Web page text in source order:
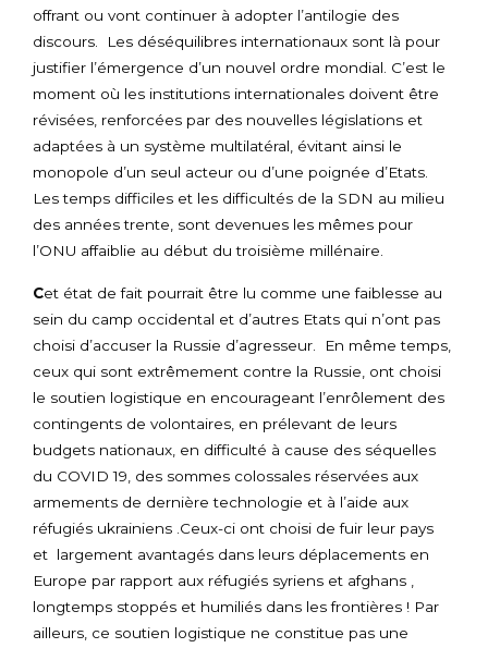
offrant ou vont continuer à adopter l’antilogie des
discours. Les déséquilibres internationaux sont là pour
justifier l’émergence d’un nouvel ordre mondial. C’est le
moment où les institutions internationales doivent être
révisées, renforcées par des nouvelles législations et
adaptées à un système multilatéral, évitant ainsi le
monopole d’un seul acteur ou d’une poignée d’Etats.
Les temps difficiles et les difficultés de la SDN au milieu
des années trente, sont devenues les mêmes pour
l’ONU affaiblie au début du troisième millénaire.
Cet état de fait pourrait être lu comme une faiblesse au
sein du camp occidental et d’autres Etats qui n’ont pas
choisi d’accuser la Russie d’agresseur. En même temps,
ceux qui sont extrêmement contre la Russie, ont choisi
le soutien logistique en encourageant l’enrôlement des
contingents de volontaires, en prélevant de leurs
budgets nationaux, en difficulté à cause des séquelles
du COVID 19, des sommes colossales réservées aux
armements de dernière technologie et à l’aide aux
réfugiés ukrainiens .Ceux-ci ont choisi de fuir leur pays
et largement avantagés dans leurs déplacements en
Europe par rapport aux réfugiés syriens et afghans ,
longtemps stoppés et humiliés dans les frontières ! Par
ailleurs, ce soutien logistique ne constitue pas une